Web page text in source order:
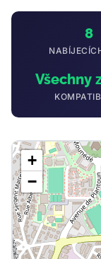
8
Všechny
+
−